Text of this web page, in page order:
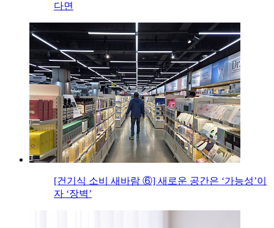
다면
[건기식 소비 새바람 ⑥] 새로운 공간은 ‘가능성’이
자 ‘장벽’